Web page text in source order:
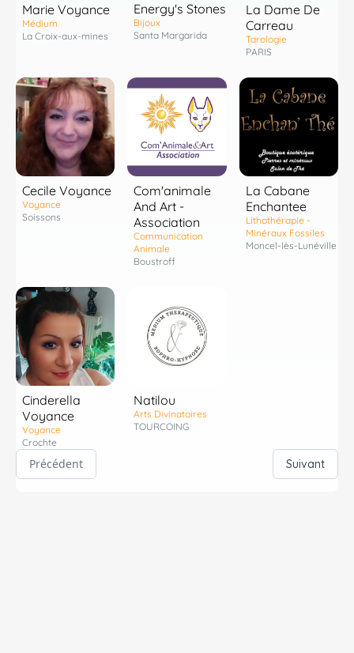
Marie Voyance
Médium
La Croix-aux-mines
Energy's Stones
Bijoux
Santa Margarida
La Dame De
Carreau
Tarologie
PARIS
Cecile Voyance
Voyance
Soissons
Com'animale
And Art -
Association
Communication
Animale
Boustroff
La Cabane
Enchantee
Lithothérapie -
Minéraux Fossiles
Moncel-lès-Lunéville
Cinderella
Voyance
Voyance
Crochte
Natilou
Arts Divinatoires
TOURCOING
Précédent Suivant